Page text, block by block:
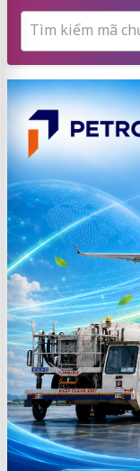
Tìm kiếm mã